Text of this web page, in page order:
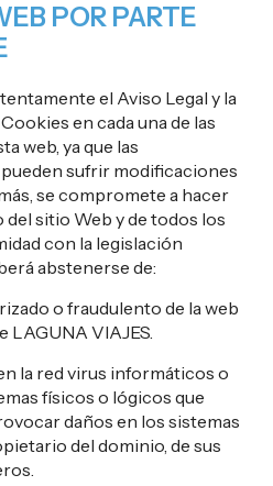
POR PARTE
el Aviso Legal y la
en cada una de las
web, ya que las
sufrir modificaciones
se compromete a hacer
del sitio Web y de todos los
con la legislación
abstenerse de:
o fraudulento de la web
LAGUNA VIAJES.
la red virus informáticos o
físicos o lógicos que
daños en los sistemas
del dominio, de sus